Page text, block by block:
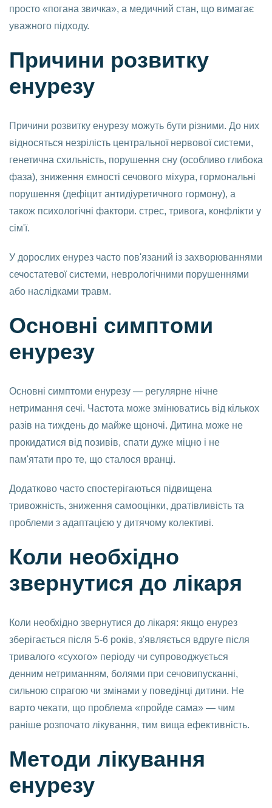
просто «погана звичка», а медичний стан, що вимагає
уважного підходу.
Причини розвитку
енурезу
Причини розвитку енурезу можуть бути різними. До них
відносяться незрілість центральної нервової системи,
генетична схильність, порушення сну (особливо глибока
фаза), зниження ємності сечового міхура, гормональні
порушення (дефіцит антидіуретичного гормону), а
також психологічні фактори. стрес, тривога, конфлікти у
сім'ї.
У дорослих енурез часто пов'язаний із захворюваннями
сечостатевої системи, неврологічними порушеннями
або наслідками травм.
Основні симптоми
енурезу
Основні симптоми енурезу — регулярне нічне
нетримання сечі. Частота може змінюватись від кількох
разів на тиждень до майже щоночі. Дитина може не
прокидатися від позивів, спати дуже міцно і не
пам'ятати про те, що сталося вранці.
Додатково часто спостерігаються підвищена
тривожність, зниження самооцінки, дратівливість та
проблеми з адаптацією у дитячому колективі.
Коли необхідно
звернутися до лікаря
Коли необхідно звернутися до лікаря: якщо енурез
зберігається після 5-6 років, з'являється вдруге після
тривалого «сухого» періоду чи супроводжується
денним нетриманням, болями при сечовипусканні,
сильною спрагою чи змінами у поведінці дитини. Не
варто чекати, що проблема «пройде сама» — чим
раніше розпочато лікування, тим вища ефективність.
Методи лікування
енурезу